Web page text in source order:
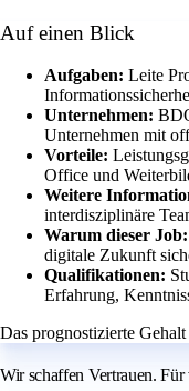
Auf einen Blick
Aufgaben: Leite
Unternehmen:
Unternehmen mit
Vorteile:
Office und
Weitere
interdisziplinäre
Warum dieser Job:
digitale Zukunft
Qualifikationen:
Erfahrung,
Das prognostizierte
Wir schaffen Vertrauen.